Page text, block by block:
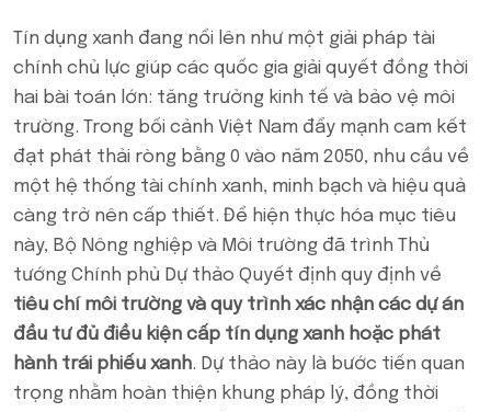
Tín dụng xanh đang nổi lên như một giải pháp tài
chính chủ lực giúp các quốc gia giải quyết đồng thời
hai bài toán lớn: tăng trưởng kinh tế và bảo vệ môi
trường. Trong bối cảnh Việt Nam đẩy mạnh cam kết
đạt phát thải ròng bằng 0 vào năm 2050, nhu cầu về
một hệ thống tài chính xanh, minh bạch và hiệu quả
càng trở nên cấp thiết. Để hiện thực hóa mục tiêu
này, Bộ Nông nghiệp và Môi trường đã trình Thủ
tướng Chính phủ Dự thảo Quyết định quy định về
tiêu chí môi trường và quy trình xác nhận các dự án
đầu tư đủ điều kiện cấp tín dụng xanh hoặc phát
hành trái phiếu xanh. Dự thảo này là bước tiến quan
trọng nhằm hoàn thiện khung pháp lý, đồng thời